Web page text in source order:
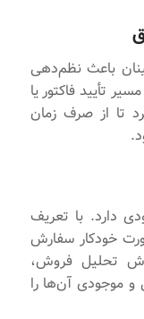
باعث نظم‌دهی
تأیید فاکتور یا
تا از صرف زمان
دارد. با تعریف
خودکار سفارش
تحلیل فروش،
و موجودی آن‌ها را